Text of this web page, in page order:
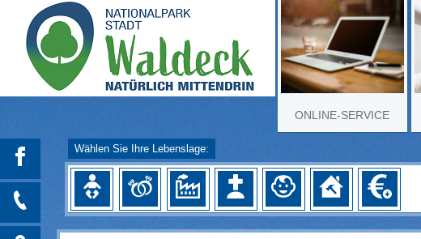
ONLINE-SERVICE
Wählen Sie Ihre Lebenslage: